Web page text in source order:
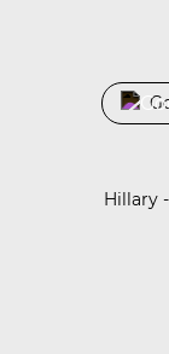
Hillary